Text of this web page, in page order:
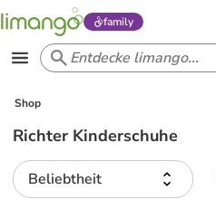
family
Shop
Richter Kinderschuhe
Beliebtheit